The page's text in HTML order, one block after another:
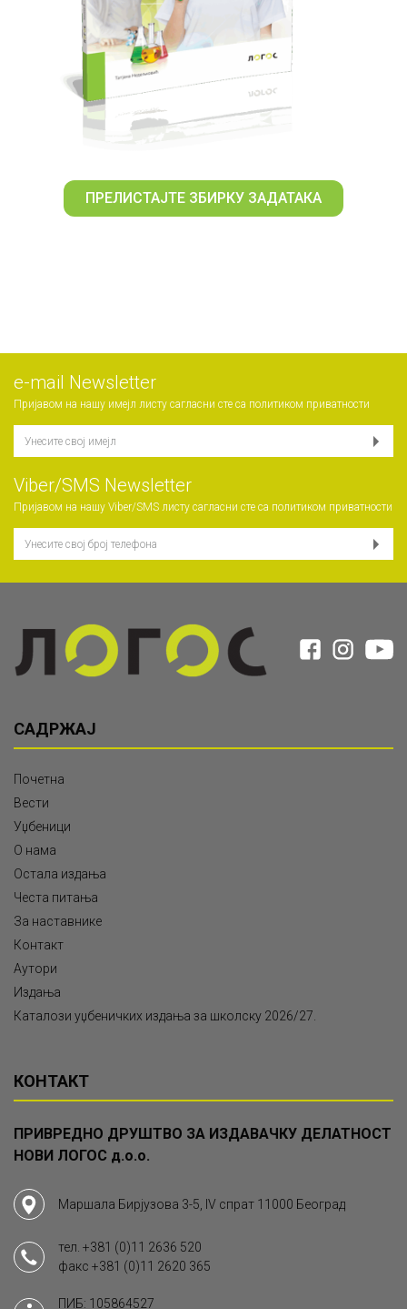
ПРЕЛИСТАЈТЕ ЗБИРКУ ЗАДАТАКА
е-mail Newsletter
Пријавом на нашу имејл листу сагласни сте са политиком приватности
Viber/SMS Newsletter
Пријавом на нашу Viber/SMS листу сагласни сте са политиком приватности
САДРЖАЈ
Почетна
Вести
Уџбеници
О нама
Остала издања
Честа питања
За наставнике
Контакт
Аутори
Издања
Каталози уџбеничких издања за школску 2026/27.
КОНТАКТ
ПРИВРЕДНО ДРУШТВО ЗА ИЗДАВАЧКУ ДЕЛАТНОСТ
НОВИ ЛОГОС д.о.о.
Маршала Бирјузова 3-5, IV спрат 11000 Београд
тел. +381 (0)11 2636 520
факс +381 (0)11 2620 365
ПИБ: 105864527